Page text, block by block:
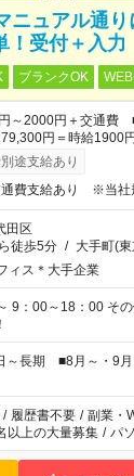
ニュアル通
！受付＋入力
ブランクOK
～2000円＋交通
円＝時給1900
途支給あり
費支給あり ※当社
田区
徒歩5分 / 大手町(
ィス＊大手企業
9：00～18：00 そ
～長期 ■8月～・9月
/ 履歴書不要 / 副業・
以上の大量募集 / パ